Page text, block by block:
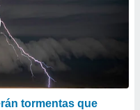
tormentas que